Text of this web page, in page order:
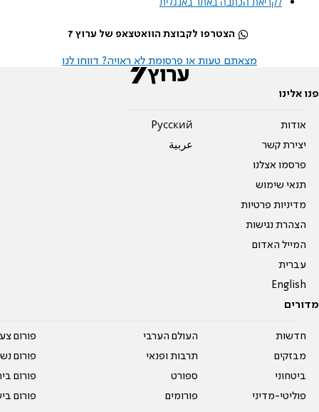
הצטרפו לקבוצת הוואטצאפ של ערוץ 7
מצאתם טעות או פרסומת לא ראויה? דווחו לנו
פנו אלינו
אודות
יצירת קשר
פרסמו אצלנו
תנאי שימוש
מדיניות פרטיות
הצהרת נגישות
המייל האדום
עברית
English
Pусский
عربية
מדורים
חדשות
מבזקים
ביטחוני
פוליטי-מדיני
העולם הערבי
תרבות ופנאי
ספורט
פורומים
פורום
פורום
פורום
פורום